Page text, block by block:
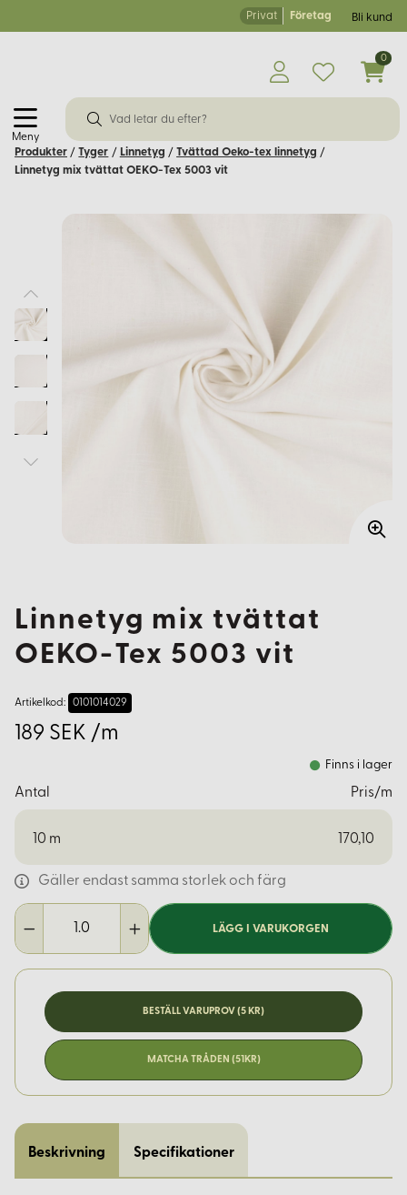
Privat Företag Bli kund
Meny
0
Produkter / Tyger / Linnetyg / Tvättad Oeko-tex linnetyg /
Linnetyg mix tvättat OEKO-Tex 5003 vit
Linnetyg mix tvättat
OEKO-Tex 5003 vit
Artikelkod: 0101014029
189 SEK /m
Finns i lager
Antal Pris/m
10 m 170,10
Gäller endast samma storlek och färg
LÄGG I VARUKORGEN
BESTÄLL VARUPROV (5 KR)
MATCHA TRÅDEN (51KR)
Beskrivning Specifikationer